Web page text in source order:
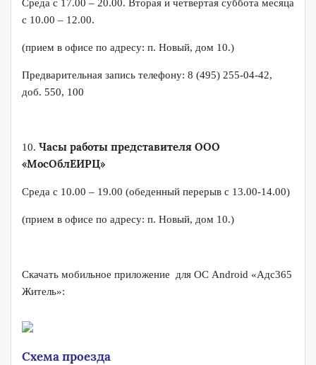
Среда с 17.00 – 20.00. Вторая и четвертая суббота месяца
с 10.00 – 12.00.
(прием в офисе по адресу: п. Новый, дом 10.)
Предварительная запись телефону: 8 (495) 255-04-42,
доб. 550, 100
10. Часы работы представителя ООО
«МосОблЕИРЦ»
Среда с 10.00 – 19.00 (обеденный перерыв с 13.00-14.00)
(прием в офисе по адресу: п. Новый, дом 10.)
Скачать мобильное приложение для ОС Android «Адс365
Житель»:
Схема проезда